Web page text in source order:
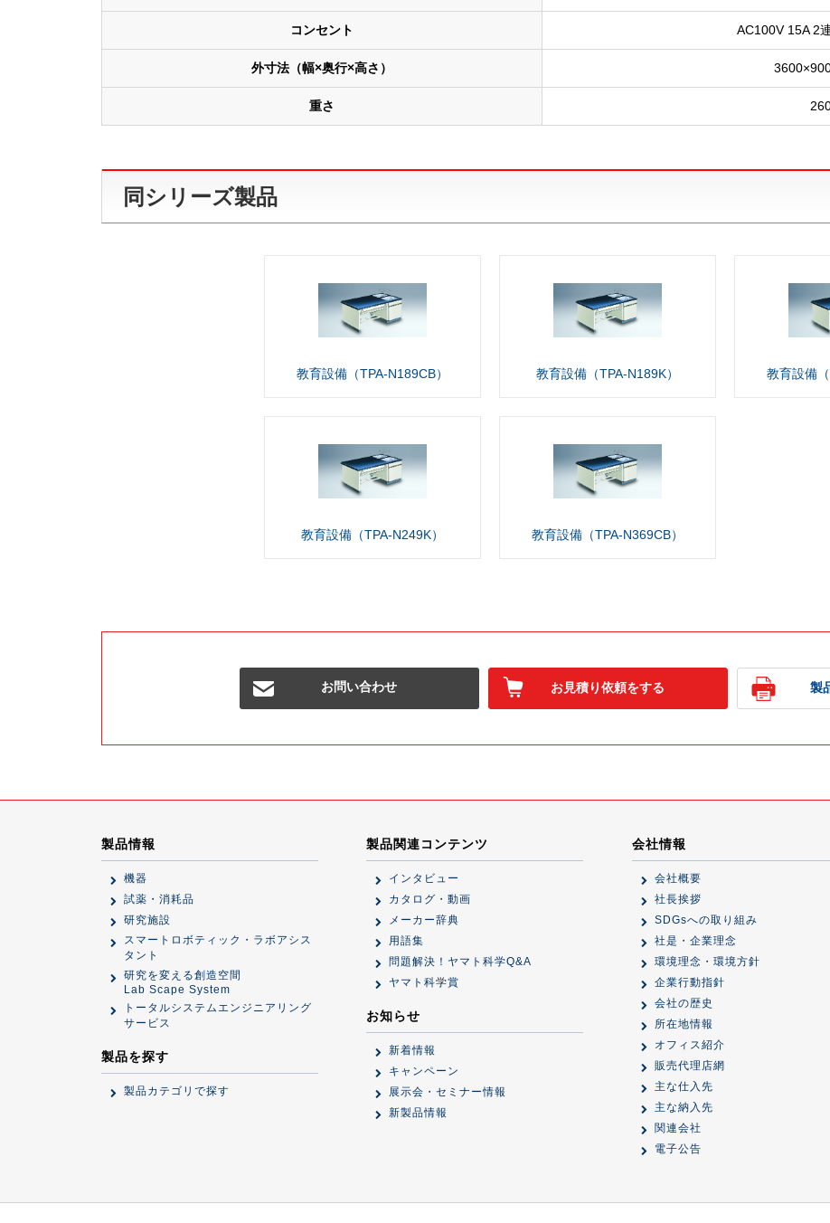
コンセント AC100V 15A 2
外寸法（幅×奥行×高さ）
重さ
同シリーズ製品
教育設備（TPA-N189CB） 教育設備（TPA-N189K） 教育設備
教育設備（TPA-N249K） 教育設備（TPA-N369CB）
お問い合わせ お見積り依頼をする 製
製品情報
機器
試薬・消耗品
研究施設
スマートロボティック・ラボアシス
タント
研究を変える創造空間
Lab Scape System
トータルシステムエンジニアリング
サービス
製品を探す
製品カテゴリで探す
製品関連コンテンツ
インタビュー
カタログ・動画
メーカー辞典
用語集
問題解決！ヤマト科学Q&A
ヤマト科学賞
お知らせ
新着情報
キャンペーン
展示会・セミナー情報
新製品情報
会社情報
会社概要
社長挨拶
SDGsへの取り組み
社是・企業理念
環境理念・環境方針
企業行動指針
会社の歴史
所在地情報
オフィス紹介
販売代理店網
主な仕入先
主な納入先
関連会社
電子公告